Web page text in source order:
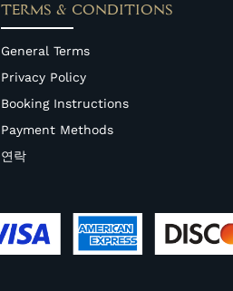
TERMS & CONDITIONS
General Terms
Privacy Policy
Booking Instructions
Payment Methods
연락